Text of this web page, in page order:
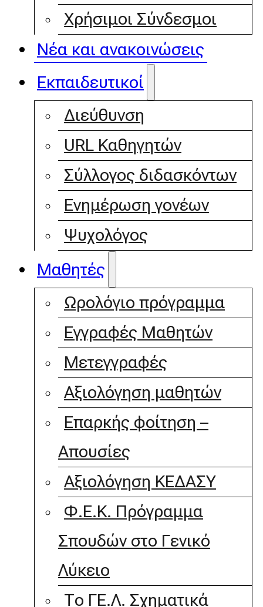
Χρήσιμοι Σύνδεσμοι
Νέα και ανακοινώσεις
Εκπαιδευτικοί
Διεύθυνση
URL Καθηγητών
Σύλλογος διδασκόντων
Ενημέρωση γονέων
Ψυχολόγος
Μαθητές
Ωρολόγιο πρόγραμμα
Εγγραφές Μαθητών
Μετεγγραφές
Αξιολόγηση μαθητών
Επαρκής φοίτηση –
Απουσίες
Αξιολόγηση ΚΕΔΑΣΥ
Φ.Ε.Κ. Πρόγραμμα
Σπουδών στο Γενικό
Λύκειο
Το ΓΕ.Λ. Σχηματικά